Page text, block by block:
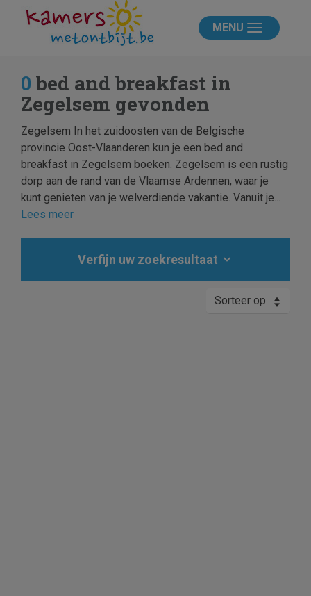
MENU
0 bed and breakfast in
Zegelsem gevonden
Zegelsem In het zuidoosten van de Belgische
provincie Oost-Vlaanderen kun je een bed and
breakfast in Zegelsem boeken. Zegelsem is een rustig
dorp aan de rand van de Vlaamse Ardennen, waar je
kunt genieten van je welverdiende vakantie. Vanuit je...
Lees meer
Verfijn uw zoekresultaat
Sorteer op